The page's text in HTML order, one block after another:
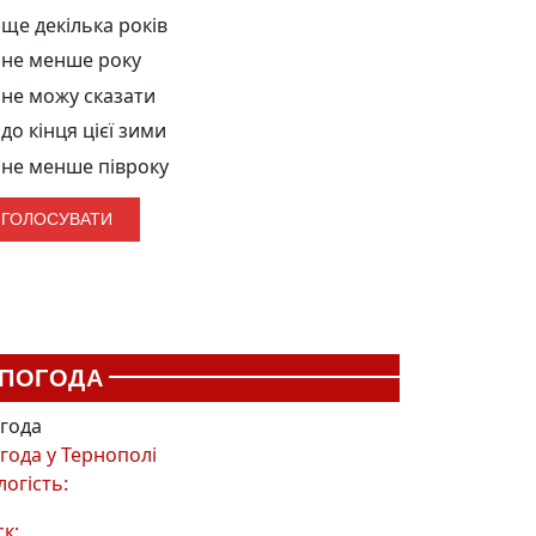
ще декілька років
не менше року
не можу сказати
до кінця цієї зими
не менше півроку
ПОГОДА
уТернополі